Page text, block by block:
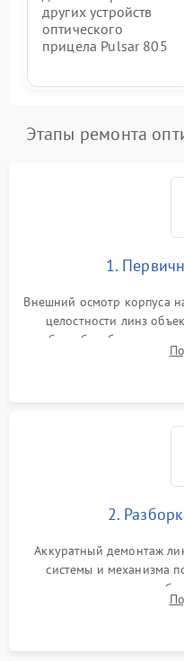
других устройств
оптического
прицела Pulsar 805
Этапы ремонта
1.
Внешний осмотр корпуса
целостности линз
работы барабанчиков
параллакса и зума.
2.
Аккуратный демонтаж
системы и механизма
внутренних
уплотнительных